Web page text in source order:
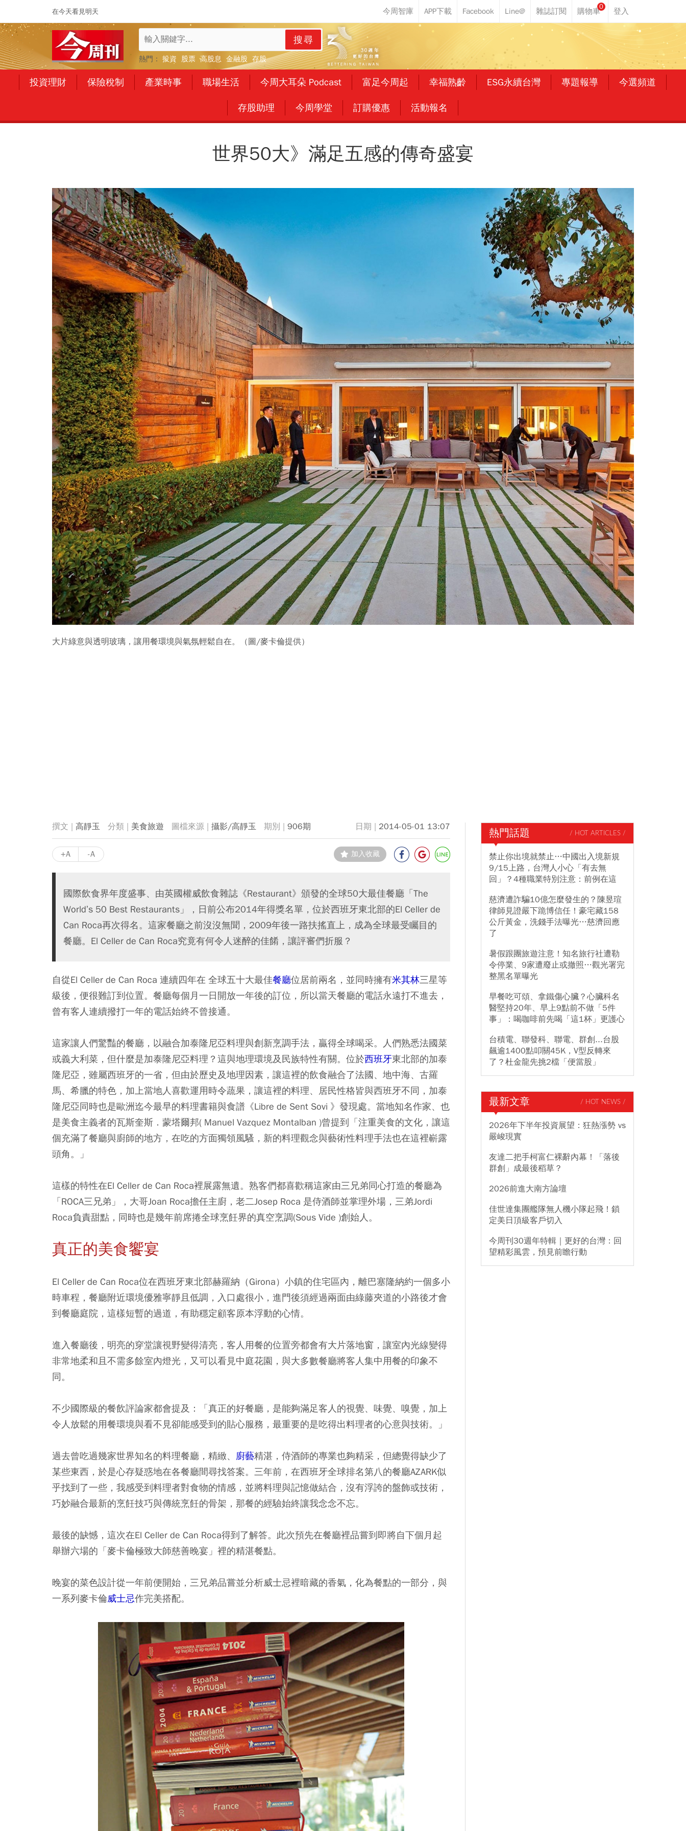
在今天看見明天
0
搜尋
熱門： 投資 股票 高股息 金融股 存股
投資理財 保險稅制 產業時事 職場生活 今周大耳朵 Podcast 富足今周起 幸福熟齡 ESG永續台灣 專題報導 今選頻道
存股助理 今周學堂 訂購優惠 活動報名
世界50大》滿足五感的傳奇盛宴
大片綠意與透明玻璃，讓用餐環境與氣氛輕鬆自在。（圖/麥卡倫提供）
高靜玉 美食旅遊 攝影/高靜玉 906期 2014-05-01 13:07
+A -A 加入收藏
國際飲食界年度盛事、由英國權威飲食雜誌《Restaurant》頒發的全球50大最佳餐廳「The
World’s 50 Best Restaurants」，日前公布2014年得獎名單，位於西班牙東北部的El Celler de
Can Roca再次得名。這家餐廳之前沒沒無聞，2009年後一路扶搖直上，成為全球最受矚目的
餐廳。El Celler de Can Roca究竟有何令人迷醉的佳餚，讓評審們折服？
自從El Celler de Can Roca 連續四年在 全球五十大最佳餐廳位居前兩名，並同時擁有米其林三星等
級後，便很難訂到位置。餐廳每個月一日開放一年後的訂位，所以當天餐廳的電話永遠打不進去，
曾有客人連續撥打一年的電話始終不曾接通。
這家讓人們驚豔的餐廳，以融合加泰隆尼亞料理與創新烹調手法，贏得全球喝采。人們熟悉法國菜
或義大利菜，但什麼是加泰隆尼亞料理？這與地理環境及民族特性有關。位於西班牙東北部的加泰
隆尼亞，雖屬西班牙的一省，但由於歷史及地理因素，讓這裡的飲食融合了法國、地中海、古羅
馬、希臘的特色，加上當地人喜歡運用時令蔬果，讓這裡的料理、居民性格皆與西班牙不同，加泰
隆尼亞同時也是歐洲迄今最早的料理書籍與食譜《Libre de Sent Sovi 》發現處。當地知名作家、也
是美食主義者的瓦斯奎斯．蒙塔爾邦( Manuel Vazquez Montalban )曾提到「注重美食的文化，讓這
個充滿了餐廳與廚師的地方，在吃的方面獨領風騷，新的料理觀念與藝術性料理手法也在這裡嶄露
頭角。」
這樣的特性在El Celler de Can Roca裡展露無遺。熟客們都喜歡稱這家由三兄弟同心打造的餐廳為
「ROCA三兄弟」，大哥Joan Roca擔任主廚，老二Josep Roca 是侍酒師並掌理外場，三弟Jordi
Roca負責甜點，同時也是幾年前席捲全球烹飪界的真空烹調(Sous Vide )創始人。
真正的美食饗宴
El Celler de Can Roca位在西班牙東北部赫羅納（Girona）小鎮的住宅區內，離巴塞隆納約一個多小
時車程，餐廳附近環境優雅寧靜且低調，入口處很小，進門後須經過兩面由綠藤夾道的小路後才會
到餐廳庭院，這樣短暫的過道，有助穩定顧客原本浮動的心情。
進入餐廳後，明亮的穿堂讓視野變得清亮，客人用餐的位置旁都會有大片落地窗，讓室內光線變得
非常地柔和且不需多餘室內燈光，又可以看見中庭花園，與大多數餐廳將客人集中用餐的印象不
同。
不少國際級的餐飲評論家都會提及：「真正的好餐廳，是能夠滿足客人的視覺、味覺、嗅覺，加上
令人放鬆的用餐環境與看不見卻能感受到的貼心服務，最重要的是吃得出料理者的心意與技術。」
過去曾吃過幾家世界知名的料理餐廳，精緻、 廚藝精湛，侍酒師的專業也夠精采，但總覺得缺少了
某些東西，於是心存疑惑地在各餐廳間尋找答案。三年前，在西班牙全球排名第八的餐廳AZARK似
乎找到了一些，我感受到料理者對食物的情感，並將料理與記憶做結合，沒有浮誇的盤飾或技術，
巧妙融合最新的烹飪技巧與傳統烹飪的骨架，那餐的經驗始終讓我念念不忘。
最後的缺憾，這次在El Celler de Can Roca得到了解答。此次預先在餐廳裡品嘗到即將自下個月起
舉辦六場的「麥卡倫極致大師慈善晚宴」裡的精湛餐點。
晚宴的菜色設計從一年前便開始，三兄弟品嘗並分析威士忌裡暗藏的香氣，化為餐點的一部分，與
一系列麥卡倫威士忌作完美搭配。
熱門話題 / HOT ARTICLES /
禁止你出境就禁止…中國出入境新規
9/15上路，台灣人小心「有去無
回」？4種職業特別注意：前例在這
慈濟遭詐騙10億怎麼發生的？陳昱瑄
律師見證嚴下跪博信任！豪宅藏158
公斤黃金，洗錢手法曝光…慈濟回應
了
暑假跟團旅遊注意！知名旅行社遭勒
令停業、9家遭廢止或撤照…觀光署完
整黑名單曝光
早餐吃可頌、拿鐵傷心臟？心臟科名
醫堅持20年、早上9點前不做「5件
事」：喝咖啡前先喝「這1杯」更護心
台積電、聯發科、聯電、群創...台股
飆逾1400點叩關45K，V型反轉來
了？杜金龍先挑2檔「便當股」
最新文章 / HOT NEWS /
2026年下半年投資展望：狂熱漲勢 vs
嚴峻現實
友達二把手柯富仁裸辭內幕！「落後
群創」成最後稻草？
2026前進大南方論壇
佳世達集團艦隊無人機小隊起飛！鎖
定美日頂級客戶切入
今周刊30週年特輯｜更好的台灣：回
望精彩風雲，預見前瞻行動